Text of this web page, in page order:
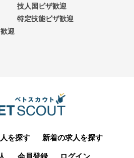
技人国ビザ歓迎
特定技能ビザ歓迎
迎
を探す
新着の求人を探す